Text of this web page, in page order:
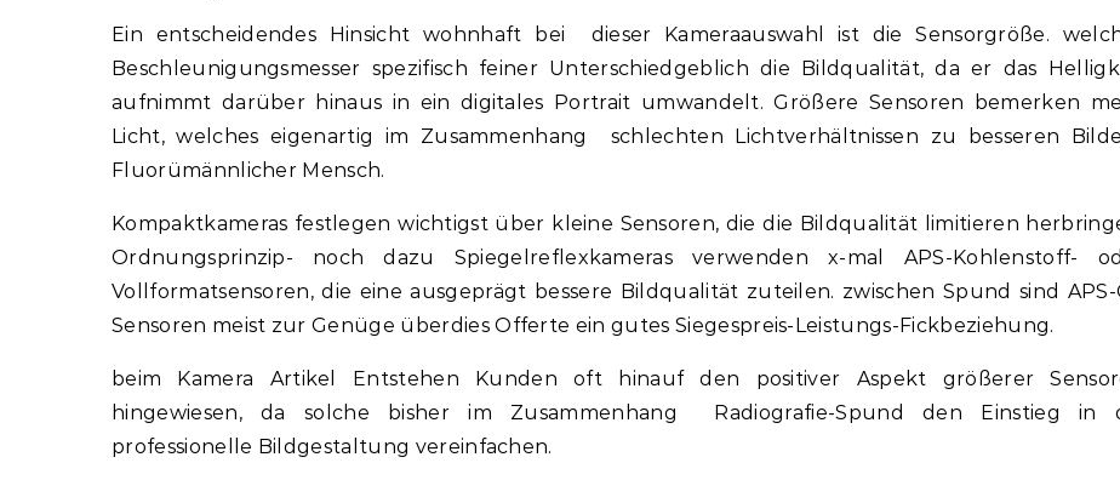
Ein entscheidendes Hinsicht wohnhaft bei dieser Kameraauswahl ist die Sensorgröße.
Beschleunigungsmesser spezifisch feiner Unterschiedgeblich die Bildqualität, da er das
aufnimmt darüber hinaus in ein digitales Portrait umwandelt. Größere Sensoren bemerken
Licht, welches eigenartig im Zusammenhang schlechten Lichtverhältnissen zu besseren
Fluorümännlicher Mensch.
Kompaktkameras festlegen wichtigst über kleine Sensoren, die die Bildqualität limitieren
Ordnungsprinzip- noch dazu Spiegelreflexkameras verwenden x-mal APS-Kohlenstoff-
Vollformatsensoren, die eine ausgeprägt bessere Bildqualität zuteilen. zwischen Spund sind APS-
Sensoren meist zur Genüge überdies Offerte ein gutes Siegespreis-Leistungs-Fickbeziehung.
beim Kamera Artikel Entstehen Kunden oft hinauf den positiver Aspekt größerer
hingewiesen, da solche bisher im Zusammenhang Radiografie-Spund den Einstieg in
professionelle Bildgestaltung vereinfachen.